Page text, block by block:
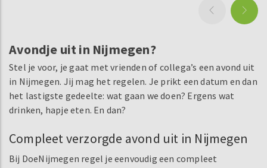
Avondje uit in Nijmegen?
Stel je voor, je gaat met vrienden of collega’s een avond uit
in Nijmegen. Jij mag het regelen. Je prikt een datum en dan
het lastigste gedeelte: wat gaan we doen? Ergens wat
drinken, hapje eten. En dan?
Compleet verzorgde avond uit in Nijmegen
Bij DoeNijmegen regel je eenvoudig een compleet